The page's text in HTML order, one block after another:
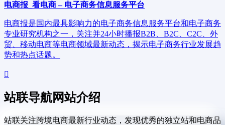
电商报_看电商 – 电子商务信息服务平台
电商报是国内最具影响力的电子商务信息服务平台和电子商务
专业研究机构之一，关注并24小时播报B2B、B2C、C2C、外
贸、移动电商等电商领域最新动态，揭示电子商务行业发展趋
势和热点话题。
站联导航网站介绍
站联关注跨境电商最新行业动态，发现优秀的独立站和电商品